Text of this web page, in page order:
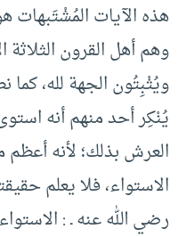
هذه الآيات المُشْتَبهات
وهم أهل القرون الثلاثة
ويُثْبِتُون الجهة لله،
يُنْكِر أحد منهم أنه
العرش بذلك؛ لأنه أعظم
الاستواء، فلا يعلم
رضي الله عنه ـ :